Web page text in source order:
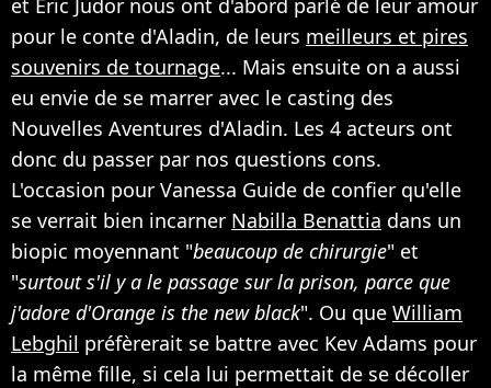
pour le conte d'Aladin, de leurs meilleurs et pires
souvenirs de tournage... Mais ensuite on a aussi
eu envie de se marrer avec le casting des
Nouvelles Aventures d'Aladin. Les 4 acteurs ont
donc du passer par nos questions cons.
L'occasion pour Vanessa Guide de confier qu'elle
se verrait bien incarner Nabilla Benattia dans un
biopic moyennant "beaucoup de chirurgie" et
"surtout s'il y a le passage sur la prison, parce que
j'adore d'Orange is the new black". Ou que William
Lebghil préfèrerait se battre avec Kev Adams pour
la même fille, si cela lui permettait de se décoller